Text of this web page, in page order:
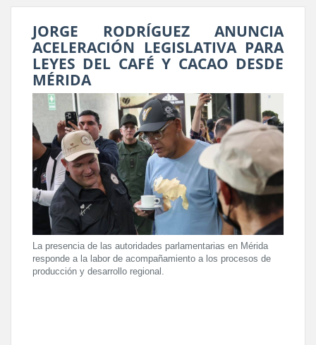
JORGE RODRÍGUEZ ANUNCIA
ACELERACIÓN LEGISLATIVA PARA
LEYES DEL CAFÉ Y CACAO DESDE
MÉRIDA
La presencia de las autoridades parlamentarias en Mérida
responde a la labor de acompañamiento a los procesos de
producción y desarrollo regional.